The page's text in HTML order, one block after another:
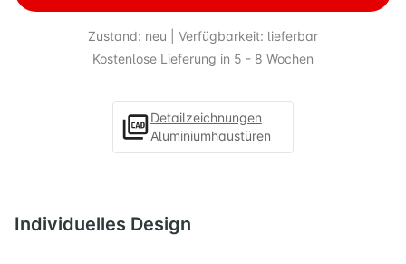
Zustand: neu | Verfügbarkeit: lieferbar
Kostenlose Lieferung in 5 - 8 Wochen
Detailzeichnungen
Aluminiumhaustüren
Individuelles Design